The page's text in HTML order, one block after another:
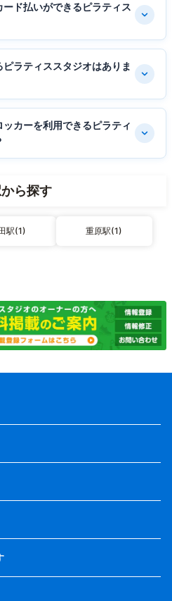
ド払いができるピラティス
ラティススタジオはありま
カーを利用できるピラティ
ら探す
駅(1) 重原駅(1)